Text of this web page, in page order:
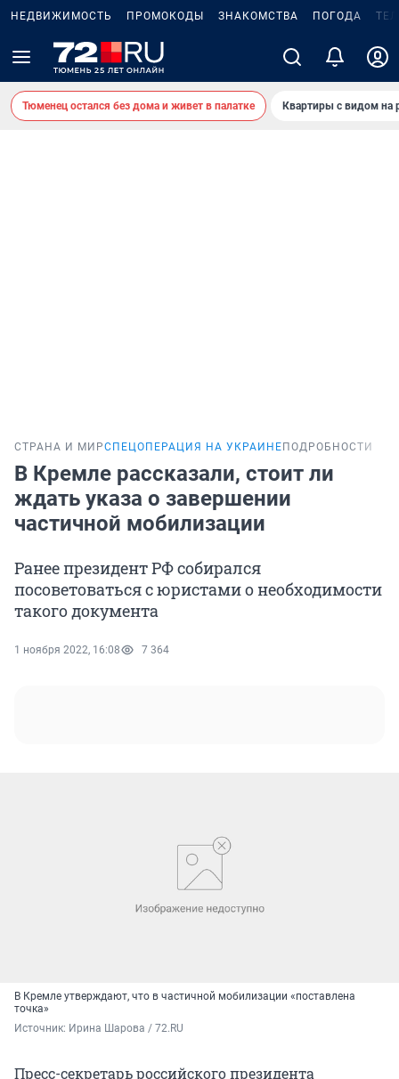
НЕДВИЖИМОСТЬ ПРОМОКОДЫ ЗНАКОМСТВА ПОГОДА
Тюменец остался без дома и живет в палатке Квартиры с видом на
СТРАНА И МИРСПЕЦОПЕРАЦИЯ НА УКРАИНЕ ПОДРОБНОСТИ
В Кремле рассказали, стоит ли
ждать указа о завершении
частичной мобилизации
Ранее президент РФ собирался
посоветоваться с юристами о необходимости
такого документа
1 ноября 2022, 16:08 7 364
В Кремле утверждают, что в частичной мобилизации «поставлена
точка»
Источник: Ирина Шарова / 72.RU
Пресс-секретарь российского президента